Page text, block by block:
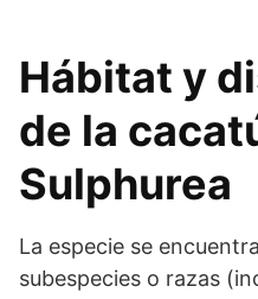
Hábitat y
de la
Sulphurea
La especie se
subespecies o razas